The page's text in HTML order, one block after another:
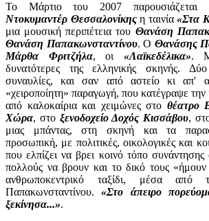
Το Μάρτιο του 2007
Ντοκυμαντέρ Θεσσαλονίκηςη ταινία«Στα
μια μουσική περιπέτεια του Θανάση
Θανάση Παπακωνσταντίνου. Ο Θανάσης
Μάρθα Φριτζήλα, οι «Λαϊκεδέλικα».
δυνατότερες της ελληνικής σκηνής. Δύο
συναυλίες, και σαν από αστείο κι απ'
«χειροποίητη» παραγωγή, που κατέγραψε την
από καλοκαίρια και χειμώνες στο θέατρο
Χώρα, στο ξενοδοχείο Δοχός Κισσάβου,
μιας μπάντας, στη σκηνή και τα
προσωπική, με πολιτικές, οικολογικές και
που ελπίζει να βρει κοινό τόπο
πολλούς να βρουν και το δικό τους
ανθρωποκεντρικό ταξίδι, μέσα από
Παπακωνσταντίνου.«Στο άπειρο
ξεκίνησα...».